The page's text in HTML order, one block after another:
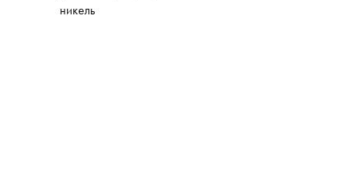
никель